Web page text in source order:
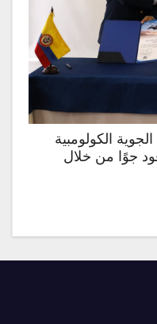
الكولومبية
جوًا من خلال